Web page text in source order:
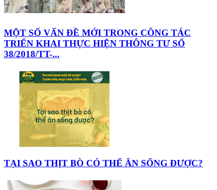
MỘT SỐ VẤN ĐỀ MỚI TRONG CÔNG TÁC
TRIỂN KHAI THỰC HIỆN THÔNG TƯ SỐ
38/2018/TT-...
TẠI SAO THỊT BÒ CÓ THỂ ĂN SỐNG ĐƯỢC?